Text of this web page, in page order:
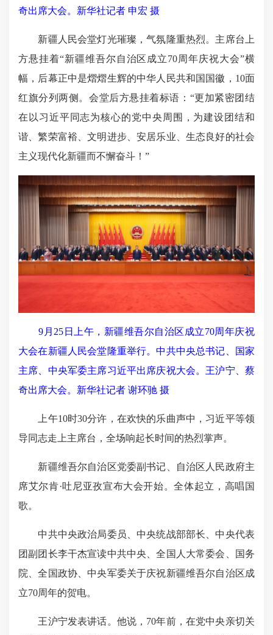
奇出席大会。新华社记者 申宏 摄
新疆人民会堂灯光璀璨，气氛隆重热烈。主席台上
方悬挂着“新疆维吾尔自治区成立70周年庆祝大会”横
幅，后幕正中是熠熠生辉的中华人民共和国国徽，10面
红旗分列两侧。会堂后方悬挂着标语：“更加紧密团结
在以习近平同志为核心的党中央周围，为建设团结和
谐、繁荣富裕、文明进步、安居乐业、生态良好的社会
主义现代化新疆而不懈奋斗！”
9月25日上午，新疆维吾尔自治区成立70周年庆祝
大会在新疆人民会堂隆重举行。中共中央总书记、国家
主席、中央军委主席习近平出席庆祝大会。王沪宁、蔡
奇出席大会。新华社记者 谢环驰 摄
上午10时30分许，在欢快的乐曲声中，习近平等领
导同志走上主席台，全场响起长时间的热烈掌声。
新疆维吾尔自治区党委副书记、自治区人民政府主
席艾尔肯·吐尼亚孜宣布大会开始。全体起立，高唱国
歌。
中共中央政治局委员、中央统战部部长、中央代表
团副团长李干杰宣读中共中央、全国人大常委会、国务
院、全国政协、中央军委关于庆祝新疆维吾尔自治区成
立70周年的贺电。
王沪宁发表讲话。他说，70年前，在党中央亲切关